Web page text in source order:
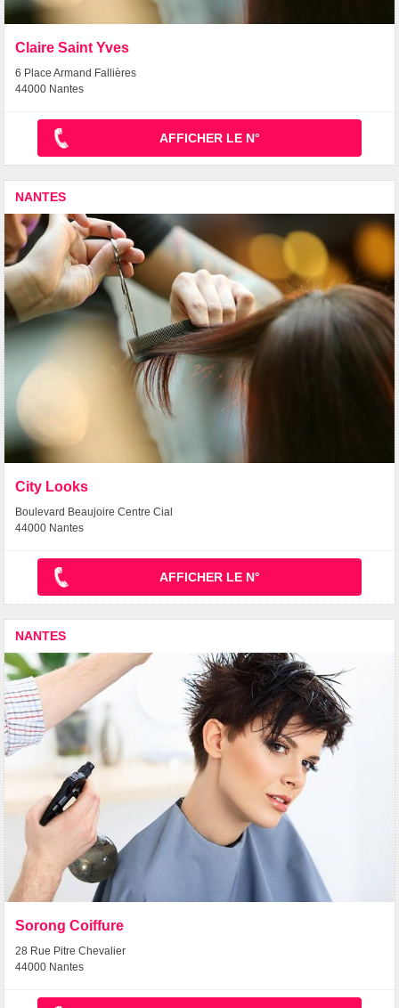
Claire Saint Yves
6 Place Armand Fallières
44000 Nantes
AFFICHER LE N°
NANTES
City Looks
Boulevard Beaujoire Centre Cial
44000 Nantes
AFFICHER LE N°
NANTES
Sorong Coiffure
28 Rue Pitre Chevalier
44000 Nantes